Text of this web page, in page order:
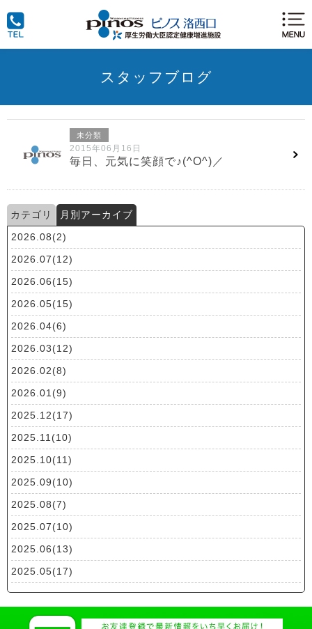
スタッフブログ
未分類
2015年06月16日
毎日、元気に笑顔で♪(^O^)／
カテゴリ
月別アーカイブ
2026.08(2)
2026.07(12)
2026.06(15)
2026.05(15)
2026.04(6)
2026.03(12)
2026.02(8)
2026.01(9)
2025.12(17)
2025.11(10)
2025.10(11)
2025.09(10)
2025.08(7)
2025.07(10)
2025.06(13)
2025.05(17)
2025.04(19)
2025.03(10)